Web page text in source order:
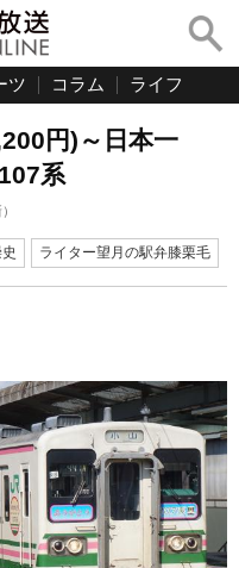
ツ コラム ライフ
円)～日本一
系
ライター望月の駅弁膝栗毛